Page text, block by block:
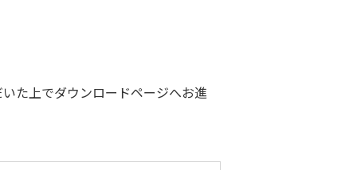
た上でダウンロードページへお進